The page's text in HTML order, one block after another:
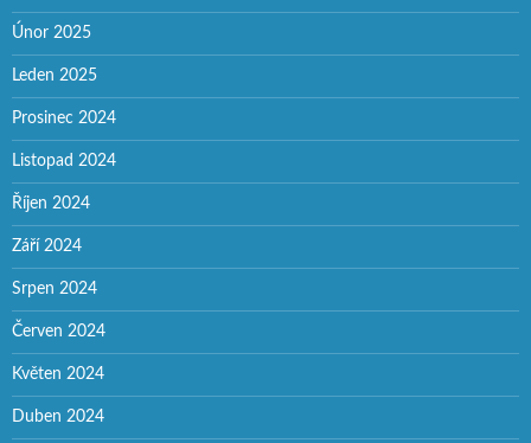
Únor 2025
Leden 2025
Prosinec 2024
Listopad 2024
Říjen 2024
Září 2024
Srpen 2024
Červen 2024
Květen 2024
Duben 2024